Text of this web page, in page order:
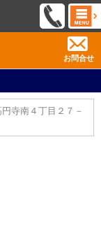
お問合せ
寺南４丁目２７－